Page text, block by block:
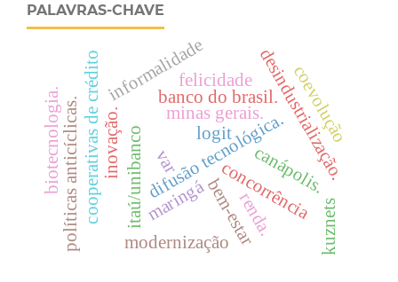
PALAVRAS-CHAVE
difusão tecnológica.desindustrialização.
itaú/unibanco
banco do brasil.
informalidade
concorrência
inovação. minas gerais.
felicidade
bem-estar
maringá
logit
cooperativas de crédito
políticas anticíclicas. modernização
canápolis.
coevolução
biotecnologia.
kuznets
renda.
var